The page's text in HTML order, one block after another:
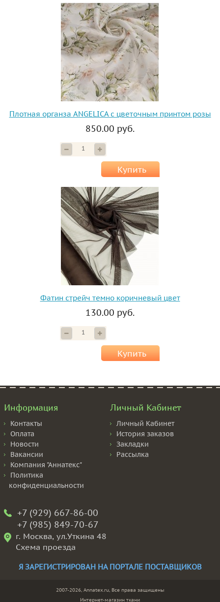
Плотная органза ANGELICA с цветочным принтом розы
850.00 руб.
Купить
Фатин стрейч темно коричневый цвет
130.00 руб.
Купить
Информация
Контакты
Оплата
Новости
Вакансии
Компания "Аннатекс"
Политика
конфиденциальности
Личный Кабинет
Личный Кабинет
История заказов
Закладки
Рассылка
+7 (929) 667-86-00
+7 (985) 849-70-67
г. Москва, ул.Уткина 48
Схема проезда
Я ЗАРЕГИСТРИРОВАН НА ПОРТАЛЕ ПОСТАВЩИКОВ
2007-2026, Annatex.ru, Все права защищены
Интернет-магазин ткани